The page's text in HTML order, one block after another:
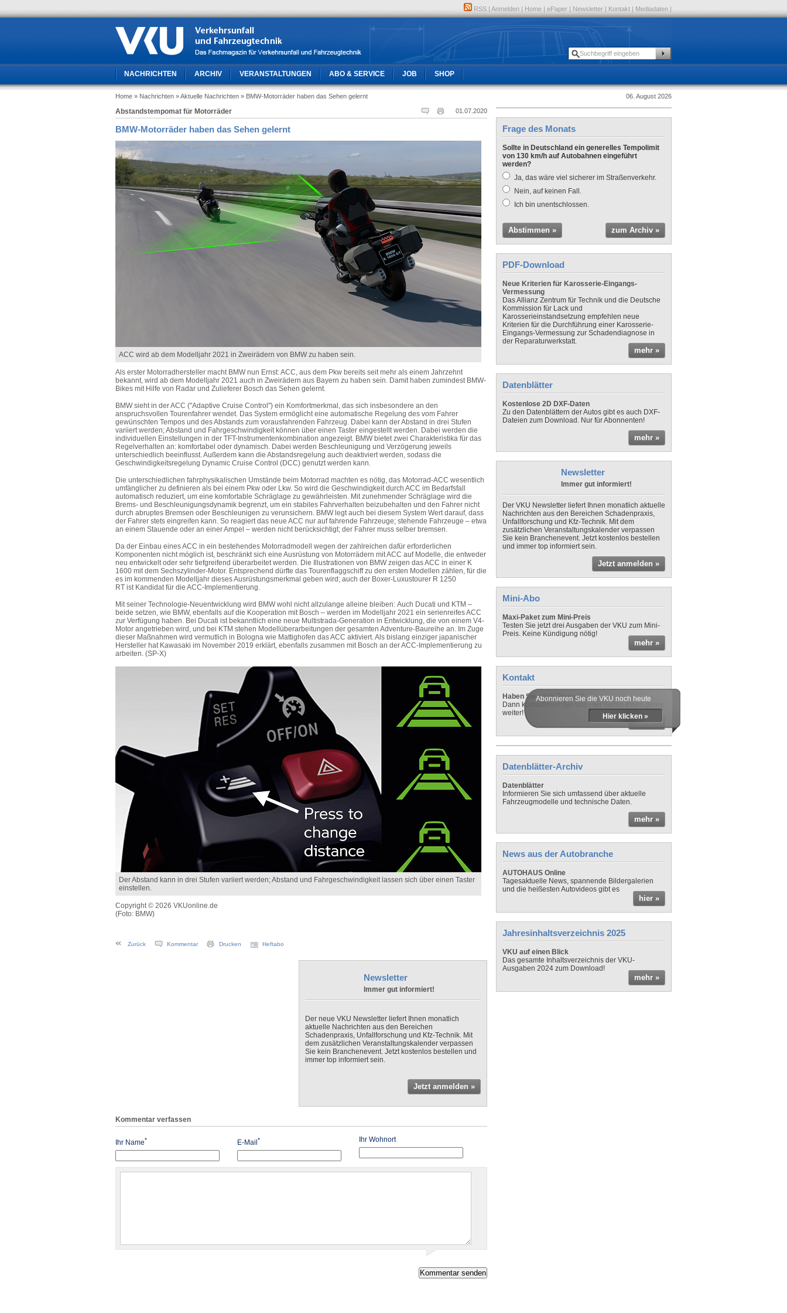
RSS | Anmelden | Home | ePaper | Newsletter | Kontakt | Mediadaten |
NACHRICHTEN ARCHIV VERANSTALTUNGEN ABO & SERVICE JOB SHOP
Home » Nachrichten » Aktuelle Nachrichten » BMW-Motorräder haben das Sehen gelernt 06. August 2026
01.07.2020
Abstandstempomat für Motorräder
BMW-Motorräder haben das Sehen gelernt
ACC wird ab dem Modelljahr 2021 in Zweirädern von BMW zu haben sein.
Als erster Motorradhersteller macht BMW nun Ernst: ACC, aus dem Pkw bereits seit mehr als einem Jahrzehnt
bekannt, wird ab dem Modelljahr 2021 auch in Zweirädern aus Bayern zu haben sein. Damit haben zumindest BMW-
Bikes mit Hilfe von Radar und Zulieferer Bosch das Sehen gelernt.
BMW sieht in der ACC ("Adaptive Cruise Control") ein Komfortmerkmal, das sich insbesondere an den
anspruchsvollen Tourenfahrer wendet. Das System ermöglicht eine automatische Regelung des vom Fahrer
gewünschten Tempos und des Abstands zum vorausfahrenden Fahrzeug. Dabei kann der Abstand in drei Stufen
variiert werden; Abstand und Fahrgeschwindigkeit können über einen Taster eingestellt werden. Dabei werden die
individuellen Einstellungen in der TFT-Instrumentenkombination angezeigt. BMWbietet zwei Charakteristika für das
Regelverhalten an: komfortabel oder dynamisch. Dabei werden Beschleunigung und Verzögerung jeweils
unterschiedlich beeinflusst. Außerdem kann die Abstandsregelung auch deaktiviert werden, sodass die
Geschwindigkeitsregelung Dynamic Cruise Control (DCC) genutzt werden kann.
Die unterschiedlichen fahrphysikalischen Umstände beim Motorrad machten es nötig, das Motorrad-ACC wesentlich
umfänglicher zu definieren als bei einem Pkw oder Lkw. So wird die Geschwindigkeit durch ACC im Bedarfsfall
automatisch reduziert, um eine komfortable Schräglage zu gewährleisten. Mit zunehmender Schräglage wird die
Brems- und Beschleunigungsdynamik begrenzt, um ein stabiles Fahrverhalten beizubehalten und den Fahrer nicht
durch abruptes Bremsen oder Beschleunigen zu verunsichern. BMW legt auch bei diesem System Wert darauf, dass
der Fahrer stets eingreifen kann. So reagiert das neue ACC nur auf fahrende Fahrzeuge; stehende Fahrzeuge – etwa
an einem Stauende oder an einer Ampel – werden nicht berücksichtigt; der Fahrer muss selber bremsen.
Da der Einbau eines ACC in ein bestehendes Motorradmodell wegen der zahlreichen dafür erforderlichen
Komponenten nicht möglich ist, beschränkt sich eine Ausrüstung von Motorrädern mit ACC auf Modelle, die entweder
neu entwickelt oder sehr tiefgreifend überarbeitet werden. Die Illustrationen von BMW zeigen das ACC in einer K
1600 mit dem Sechszylinder-Motor. Entsprechend dürfte das Tourenflaggschiff zu den ersten Modellen zählen , für die
es im kommenden Modelljahr dieses Ausrüstungsmerkmal geben wird; auch der Boxer-L uxustourer R 1250
RT ist Kandidat für die ACC-Implementierung
Mit seiner Technologie-Neuentwicklung wird BMWwohl nicht allzulange alleine bleiben: Auch Ducati und KTM –
beide setzen, wie BMW, ebenfalls auf die Kooperation mit Bosch – werden im Modelljahr 2021 ein serienreifes ACC
zur Verfügung haben. Bei Ducati ist bekanntlich eine neue Multistrada-Generation in Entwicklung, die von einem V4-
Motor angetrieben wird, und bei KTM stehen Modellüberarbeitungen der gesamten Adventure-Baureihe an. Im Zuge
dieser Maßnahmen wird vermutlich in Bologna wie Mattighofen das ACC aktiviert. Als bislang einziger japanischer
Hersteller hat Kawasaki im November 2019 erklärt, ebenfalls zusammen mit Bosch an der ACC-Implementierung zu
arbeiten. (SP-X)
Der Abstand kann in drei Stufen variiert werden; Abstand und Fahrgeschwindigkeit lassen sich über einen Taster
einstellen.
Copyright © 2026 VKUonline.de
(Foto: BMW)
Zurück Kommentar Drucken Heftabo
Newsletter
Immer gut informiert!
Der neue VKU Newsletter liefert Ihnen monatlich
aktuelle Nachrichten aus den Bereichen
Schadenpraxis, Unfallforschung und Kfz-Technik. Mit
dem zusätzlichen Veranstaltungskalender verpassen
Sie kein Branchenevent. Jetzt kostenlos bestellen und
immer top informiert sein.
Jetzt anmelden »
Kommentar verfassen
Ihr Name* E-Mail * Ihr Wohnort
Frage des Monats
Sollte in Deutschland ein generelles Tempolimit
von 130 km/h auf Autobahnen eingeführt
werden?
Ja, das wäre viel sicherer im Straßenverkehr.
Nein, auf keinen Fall.
Ich bin unentschlossen.
Abstimmen » zum Archiv »
PDF-Download
Neue Kriterien für Karosserie-Eingangs-
Vermessung
Das Allianz Zentrum für Technik und die Deutsche
Kommission für Lack und
Karosserieinstandsetzung empfehlen neue
Kriterien für die Durchführung einer Karosserie-
Eingangs-Vermessung zur Schadendiagnose in
der Reparaturwerkstatt.
mehr »
Datenblätter
Kostenlose 2D DXF-Daten
Zu den Datenblättern der Autos gibt es auch DXF-
Dateien zum Download. Nur für Abonnenten!
mehr »
Newsletter
Immer gut informiert!
Der VKU Newsletter liefert Ihnen monatlich aktuelle
Nachrichten aus den Bereichen Schadenpraxis,
Unfallforschung und Kfz-Technik. Mit dem
zusätzlichen Veranstaltungskalender verpassen
Sie kein Branchenevent. Jetzt kostenlos bestellen
und immer top informiert sein.
Jetzt anmelden »
Mini-Abo
Maxi-Paket zum Mini-Preis
Testen Sie jetzt drei Ausgaben der VKU zum Mini-
Preis. Keine Kündigung nötig!
mehr »
Kontakt
Haben Sie noch Fragen?
Dann kontaktieren Sie uns - wir helfen Ihnen gerne
weiter!
mehr »
Abonnieren Sie die VKU noch heute
Hier klicken »
Datenblätter-Archiv
Datenblätter
Informieren Sie sich umfassend über aktuelle
Fahrzeugmodelle und technische Daten.
mehr »
News aus der Autobranche
AUTOHAUS Online
Tagesaktuelle News, spannende Bildergalerien
und die heißesten Autovideos gibt es
hier »
Jahresinhaltsverzeichnis 2025
VKU auf einen Blick
Das gesamte Inhaltsverzeichnis der VKU-
Ausgaben 2024 zum Download!
mehr »